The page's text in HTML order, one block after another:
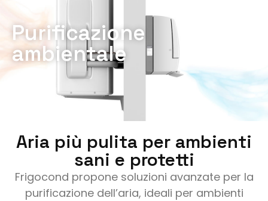
Purificazione
ambientale
Aria più pulita per ambienti
sani e protetti
Frigocond propone soluzioni avanzate per la
purificazione dell’aria, ideali per ambienti